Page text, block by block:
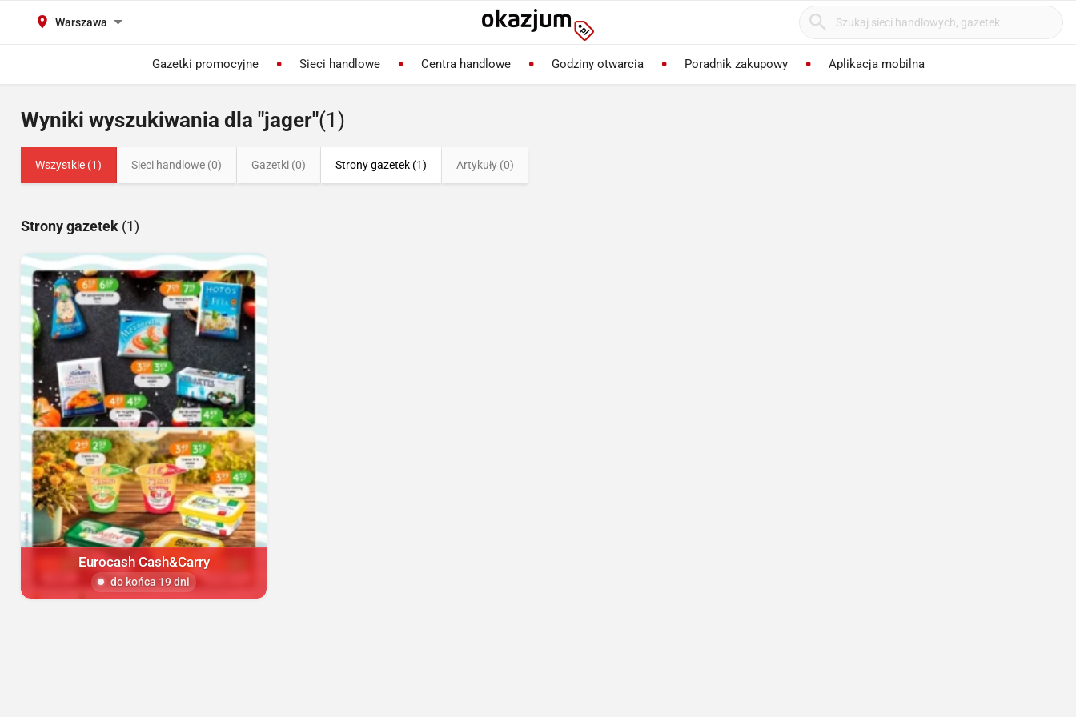
Warszawa
Gazetki promocyjne Sieci handlowe Centra handlowe Godziny otwarcia Poradnik zakupowy Aplikacja mobilna
Wyniki wyszukiwania dla "jager"(1)
Wszystkie (1) Sieci handlowe (0) Gazetki (0) Strony gazetek (1) Artykuły (0)
Strony gazetek (1)
Eurocash Cash&Carry
do końca 19 dni